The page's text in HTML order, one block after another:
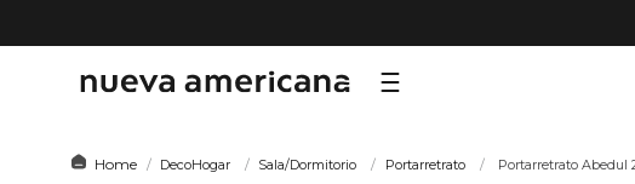
DecoHogar Sala/Dormitorio Portarretrato Portarretrato Abedul